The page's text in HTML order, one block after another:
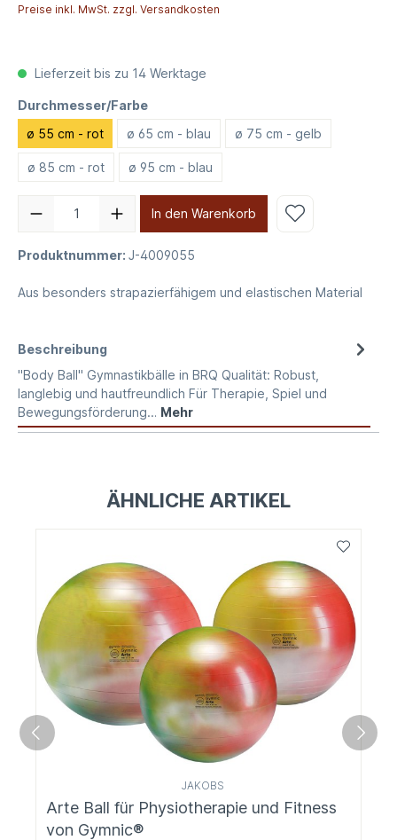
Preise inkl. MwSt. zzgl. Versandkosten
Lieferzeit bis zu 14 Werktage
Durchmesser/Farbe
ø 55 cm - rot
ø 65 cm - blau ø 75 cm - gelb
ø 85 cm - rot ø 95 cm - blau
In den Warenkorb
Produktnummer: J-4009055
Aus besonders strapazierfähigem und elastischen Material
Beschreibung
"Body Ball" Gymnastikbälle in BRQ Qualität: Robust,
langlebig und hautfreundlich Für Therapie, Spiel und
Bewegungsförderung… Mehr
ÄHNLICHE ARTIKEL
JAKOBS
Arte Ball für Physiotherapie und Fitness
von Gymnic®